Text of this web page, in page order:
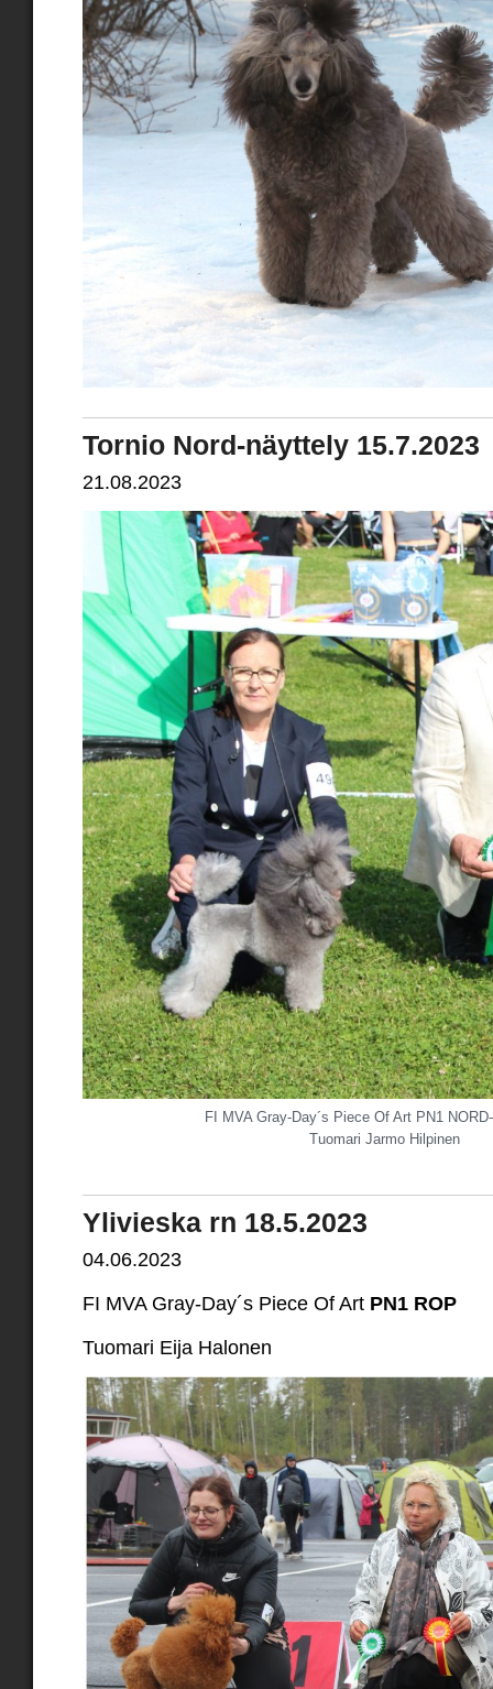
Tornio Nord-näyttely 15.7.2023
21.08.2023
FI MVA Gray-Day´s Piece Of Art PN1
Tuomari Jarmo Hilpinen
Ylivieska rn 18.5.2023
04.06.2023
FI MVA Gray-Day´s Piece Of Art PN1 ROP
Tuomari Eija Halonen